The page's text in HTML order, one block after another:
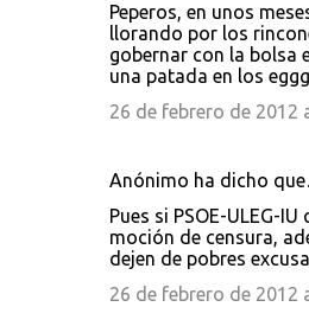
Peperos, en unos
llorando por los
gobernar con la bolsa
una patada en los
26 de febrero de 2012
Anónimo ha dicho
Pues si PSOE-ULEG-
moción de censura,
dejen de pobres
26 de febrero de 2012